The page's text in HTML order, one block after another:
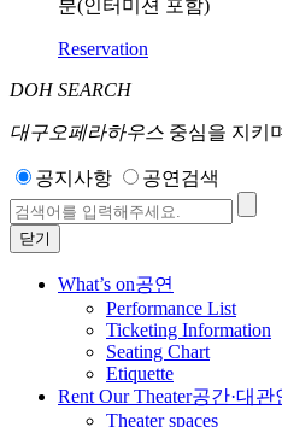
분(인터미션 포함)
Reservation
DOH SEARCH
대구오페라하우스 중심을 지키
공지사항 공연검색
닫기
What’s on공연
Performance List
Ticketing Information
Seating Chart
Etiquette
Rent Our Theater공간·대관
Theater spaces